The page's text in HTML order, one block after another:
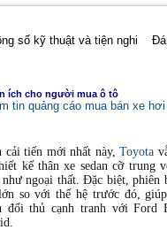
số kỹ thuật và tiện nghi
ích cho người mua ô tô
tin quảng cáo mua bán xe hơi
cải tiến mới nhất này,Toyota
kế thân xe sedan cỡ trung
như ngoại thất. Đặc biệt, phiên
so với thế hệ trước đó,
đối thủ cạnh tranh với Ford